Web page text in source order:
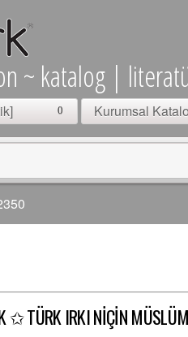
~ katalog |
0 Kurumsal
✩ TÜRK IRKI NİÇİN